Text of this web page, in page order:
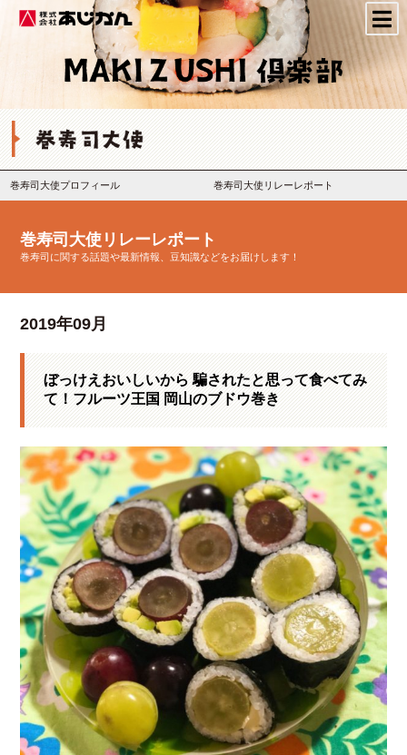
株式会社あじかん
巻寿司大使プロフィール 巻寿司大使リレーレポート
巻寿司大使リレーレポート
巻寿司に関する話題や最新情報、豆知識などをお届けします！
2019年09月
ぼっけえおいしいから 騙されたと思って食べてみ
て！フルーツ王国 岡山のブドウ巻き